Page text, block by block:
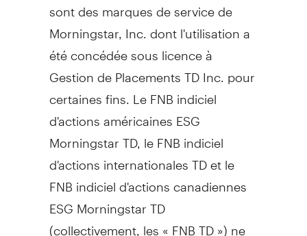
sont des marques de service de
Morningstar, Inc. dont l'utilisation a
été concédée sous licence à
Gestion de Placements TD Inc. pour
certaines fins. Le FNB indiciel
d'actions américaines ESG
Morningstar TD, le FNB indiciel
d'actions internationales TD et le
FNB indiciel d'actions canadiennes
ESG Morningstar TD
(collectivement, les « FNB TD ») ne